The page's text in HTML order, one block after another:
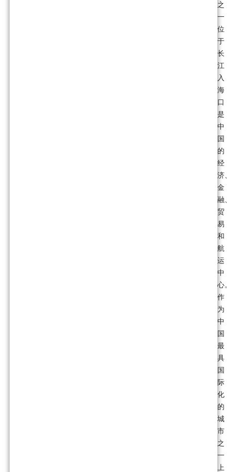
之
一
位
于
长
江
入
海
口
是
中
国
的
经
济
金
融
贸
易
和
航
运
中
心
作
为
中
国
最
具
国
际
化
的
城
市
之
一
上